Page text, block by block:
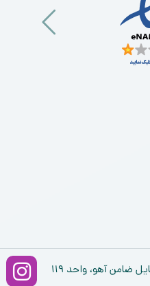
ضامن آهو، واحد ۱۱۹